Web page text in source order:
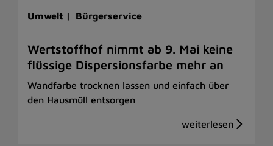
Umwelt | Bürgerservice
Wertstoffhof nimmt ab 9. Mai keine
flüssige Dispersionsfarbe mehr an
Wandfarbe trocknen lassen und einfach über
den Hausmüll entsorgen